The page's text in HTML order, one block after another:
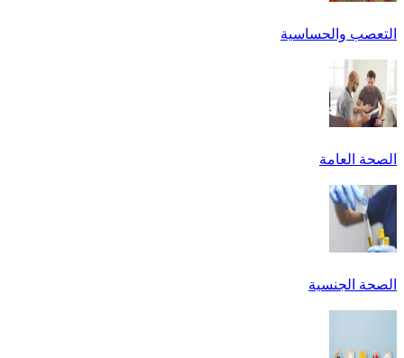
التعصب والحساسية
الصحة العامة
الصحة الجنسية